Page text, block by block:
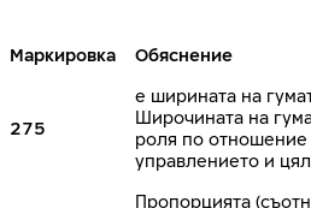
Маркировка Обяснение
275
е ширината на
Широчината на
роля по отношение
управлението и
Пропорцията